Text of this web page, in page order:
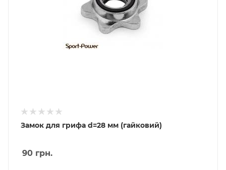
Замок для грифа d=28 мм (гайковий)
90 грн.